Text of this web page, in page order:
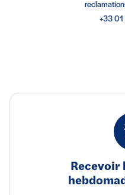
+33 01
Recevoir